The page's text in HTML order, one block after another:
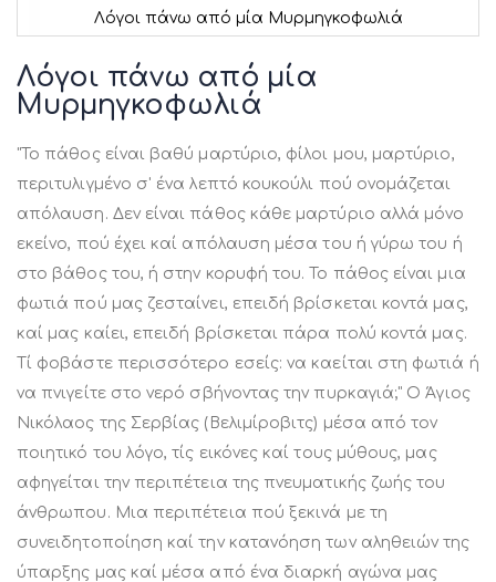
Λόγοι πάνω από μία Μυρμηγκοφωλιά
στην
αρχή
της
εικόνων
Λόγοι πάνω από μία
Μυρμηγκοφωλιά
"Το πάθος είναι βαθύ μαρτύριο, φίλοι μου, μαρτύριο,
περιτυλιγμένο σ' ένα λεπτό κουκούλι πού ονομάζεται
απόλαυση. Δεν είναι πάθος κάθε μαρτύριο αλλά μόνο
εκείνο, πού έχει καί απόλαυση μέσα του ή γύρω του ή
στο βάθος του, ή στην κορυφή του. Το πάθος είναι μια
φωτιά πού μας ζεσταίνει, επειδή βρίσκεται κοντά μας,
καί μας καίει, επειδή βρίσκεται πάρα πολύ κοντά μας.
Τί φοβάστε περισσότερο εσείς: να καείται στη φωτιά ή
να πνιγείτε στο νερό σβήνοντας την πυρκαγιά;" Ο Άγιος
Νικόλαος της Σερβίας (Βελιμίροβιτς) μέσα από τον
ποιητικό του λόγο, τίς εικόνες καί τους μύθους, μας
αφηγείται την περιπέτεια της πνευματικής ζωής του
άνθρωπου. Μια περιπέτεια πού ξεκινά με τη
συνειδητοποίηση καί την κατανόηση των αληθειών της
ύπαρξης μας καί μέσα από ένα διαρκή αγώνα μας